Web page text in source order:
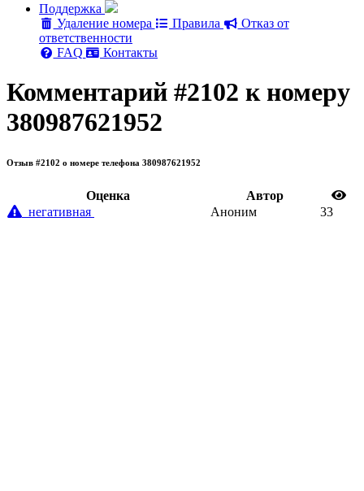
Поддержка
Удаление номера
Правила
Отказ от
ответственности
FAQ
Контакты
Комментарий #2102 к номеру
380987621952
Отзыв #2102 о номере телефона 380987621952
Oценка
Автор
негативная
Аноним 33